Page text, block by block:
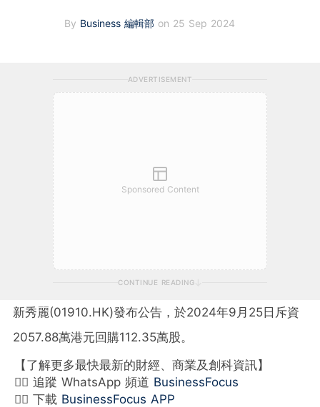
By Business 編輯部 on 25 Sep 2024
ADVERTISEMENT
Sponsored Content
CONTINUE READING
新秀麗(01910.HK)發布公告，於2024年9月25日斥資
2057.88萬港元回購112.35萬股。
【了解更多最快最新的財經、商業及創科資訊】
👉🏻 追蹤 WhatsApp 頻道 BusinessFocus
👉🏻 下載 BusinessFocus APP